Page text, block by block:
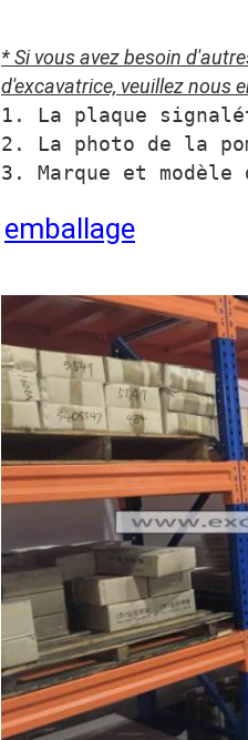
* Si vous avez besoin
d'excavatrice, veuillez nous
1. La plaque
2. La photo de la
3. Marque et
emballage